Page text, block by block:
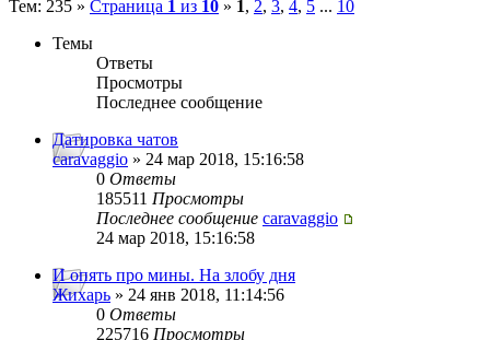
Тем: 235 » Страница 1 из 10 » 1, 2, 3, 4, 5 ... 10
Темы
Ответы
Просмотры
Последнее сообщение
Датировка чатов
caravaggio » 24 мар 2018, 15:16:58
0 Ответы
185511 Просмотры
Последнее сообщение caravaggio
24 мар 2018, 15:16:58
И опять про мины. На злобу дня
Жихарь » 24 янв 2018, 11:14:56
0 Ответы
225716 Просмотры